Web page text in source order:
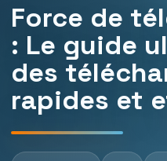
Force de
: Le guide
des
rapides et